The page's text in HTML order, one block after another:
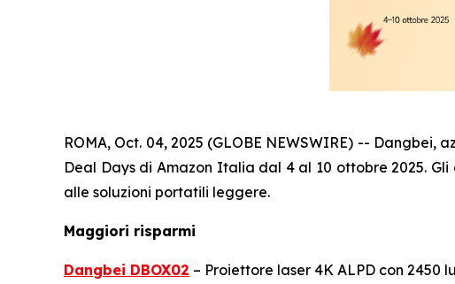
ROMA, Oct. 04, 2025 (GLOBE NEWSWIRE) --
Deal Days di Amazon Italia dal 4 al 10 ottobre 2025.
alle soluzioni portatili leggere.
Maggiori risparmi
Dangbei DBOX02 – Proiettore laser 4K ALPD con 2450